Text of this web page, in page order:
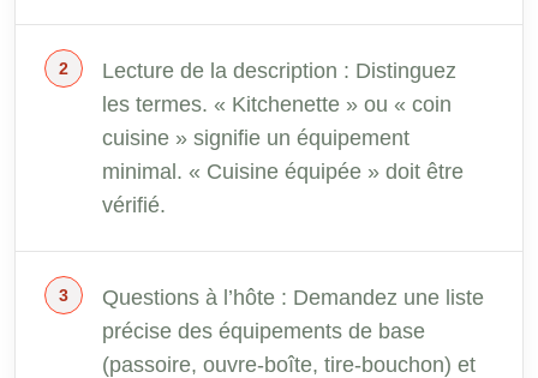
Lecture de la description : Distinguez
les termes. « Kitchenette » ou « coin
cuisine » signifie un équipement
minimal. « Cuisine équipée » doit être
vérifié.
Questions à l’hôte : Demandez une liste
précise des équipements de base
(passoire, ouvre-boîte, tire-bouchon) et